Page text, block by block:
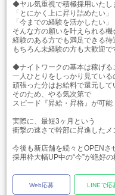
◆ヤル気重視で積極採用いたし
「とにかく上に昇り詰めたい」
「今までの経験を活かしたい」
そんな方の願いを叶えられる機
経験のある方でも満足できる待
もちろん未経験の方も大歓迎で
◆ナイトワークの基本は稼げる
一人ひとりをしっかり見ている
頑張った分はお給料で還元して
そのため、やる気次第で
スピード『昇給・昇格』が可能
実際に、最短3ヶ月という
衝撃の速さで幹部に昇進した
今後も新店舗を続々とOPENさ
採用枠大幅UP中の“今”が絶好の
Web応募 LINEで応